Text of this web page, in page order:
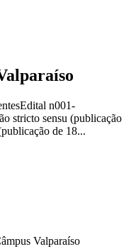
n001-
stricto sensu (publicação
de 18...
Valparaíso